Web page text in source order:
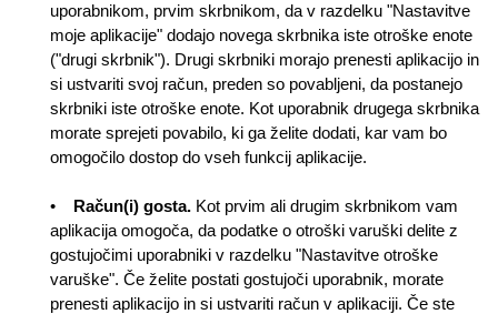
uporabnikom, prvim skrbnikom, da v razdelku "Nastavitve
moje aplikacije" dodajo novega skrbnika iste otroške enote
("drugi skrbnik"). Drugi skrbniki morajo prenesti aplikacijo in
si ustvariti svoj račun, preden so povabljeni, da postanejo
skrbniki iste otroške enote. Kot uporabnik drugega skrbnika
morate sprejeti povabilo, ki ga želite dodati, kar vam bo
omogočilo dostop do vseh funkcij aplikacije.
• Račun(i) gosta. Kot prvim ali drugim skrbnikom vam
aplikacija omogoča, da podatke o otroški varuški delite z
gostujočimi uporabniki v razdelku "Nastavitve otroške
varuške". Če želite postati gostujoči uporabnik, morate
prenesti aplikacijo in si ustvariti račun v aplikaciji. Če ste